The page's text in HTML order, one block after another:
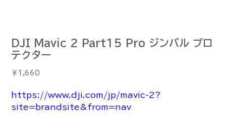
DJI Mavic 2 Part15 Pro ジンバル プロ
テクター
価
格
￥1,660
https://www.dji.com/jp/mavic-2?
site=brandsite&from=nav